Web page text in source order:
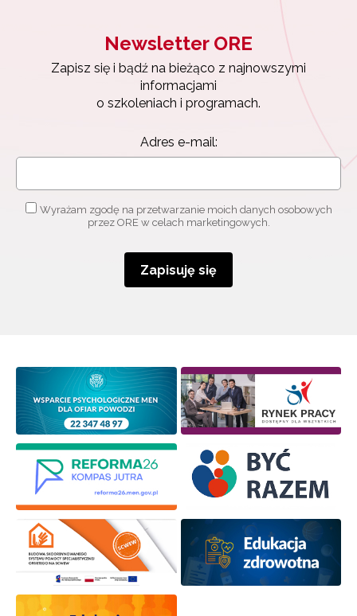
Newsletter ORE
Zapisz się i bądź na bieżąco z najnowszymi
informacjami
o szkoleniach i programach.
Adres e-mail:
Wyrażam zgodę na przetwarzanie moich danych osobowych
przez ORE w celach marketingowych.
Zapisuję się